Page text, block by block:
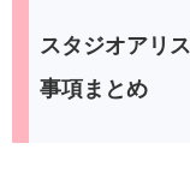
スタジオアリ
事項まとめ